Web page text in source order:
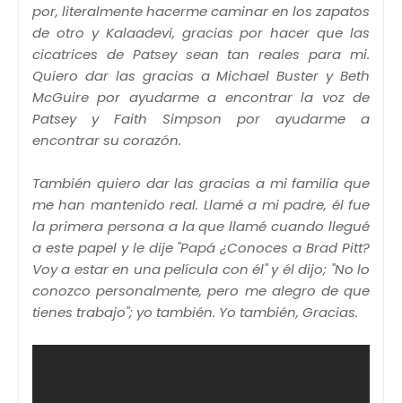
por, literalmente hacerme caminar en los zapatos
de otro y Kalaadevi, gracias por hacer que las
cicatrices de Patsey sean tan reales para mi.
Quiero dar las gracias a Michael Buster y Beth
McGuire por ayudarme a encontrar la voz de
Patsey y Faith Simpson por ayudarme a
encontrar su corazón.
También quiero dar las gracias a mi familia que
me han mantenido real. Llamé a mi padre, él fue
la primera persona a la que llamé cuando llegué
a este papel y le dije "Papá ¿Conoces a Brad Pitt?
Voy a estar en una película con él" y él dijo; "No lo
conozco personalmente, pero me alegro de que
tienes trabajo"; yo también. Yo también, Gracias.